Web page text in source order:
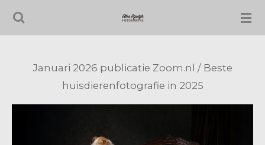
Ga
hoofdinhoud
Januari 2026 publicatie Zoom.nl / Beste
huisdierenfotografie in 2025